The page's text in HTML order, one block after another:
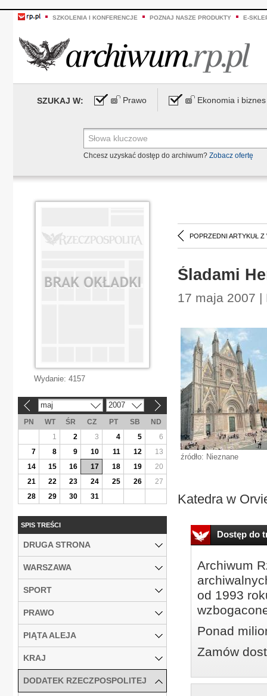
SZKOLENIA I KONFERENCJE POZNAJ NASZE PRODUKTY E-
SZUKAJ W: Prawo Ekonomia i biznes
Chcesz uzyskać dostęp do archiwum? Zobacz ofertę
POPRZEDNI ARTYKUŁ Z
Śladami
17 maja 2007
źródło: Nieznane
Katedra w
Dostęp do
Archiwum
od 1993
Ponad
Zamów
Wydanie: 4157
maj 2007
PN WT ŚR CZ PT SB
ND
1
2 3 4 5
6
7
8 9 10 11 12
13
14
15 16 17 18 19
20
21
22 23 24 25 26
27
28
29 30 31
SPIS TREŚCI
DRUGA STRONA
WARSZAWA
SPORT
PRAWO
PIĄTA ALEJA
KRAJ
DODATEK RZECZPOSPOLITEJ